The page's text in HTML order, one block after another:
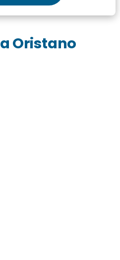
Oristano